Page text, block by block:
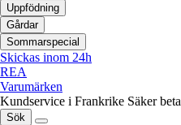
Uppfödning
Gårdar
Sommarspecial
Skickas inom 24h
REA
Varumärken
Kundservice i Frankrike Säker
Sök